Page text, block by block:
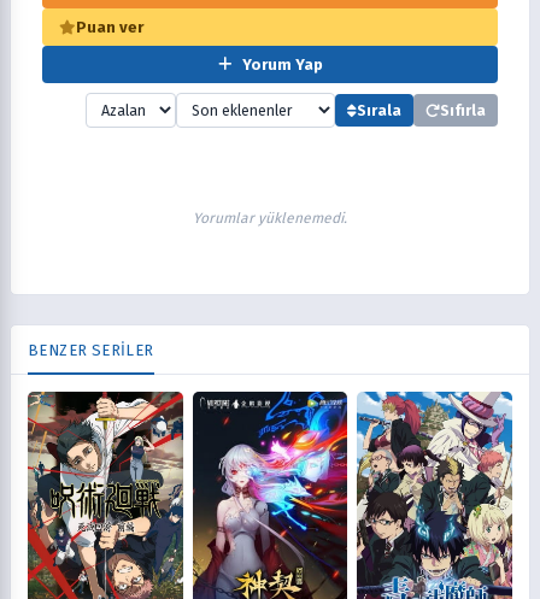
Puan ver
Yorum Yap
Sırala Sıfırla
Yorumlar yüklenemedi.
BENZER SERİLER